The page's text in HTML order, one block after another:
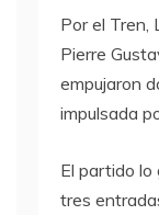
Por el Tren,
Pierre
empujaron
impulsada
El partido
tres